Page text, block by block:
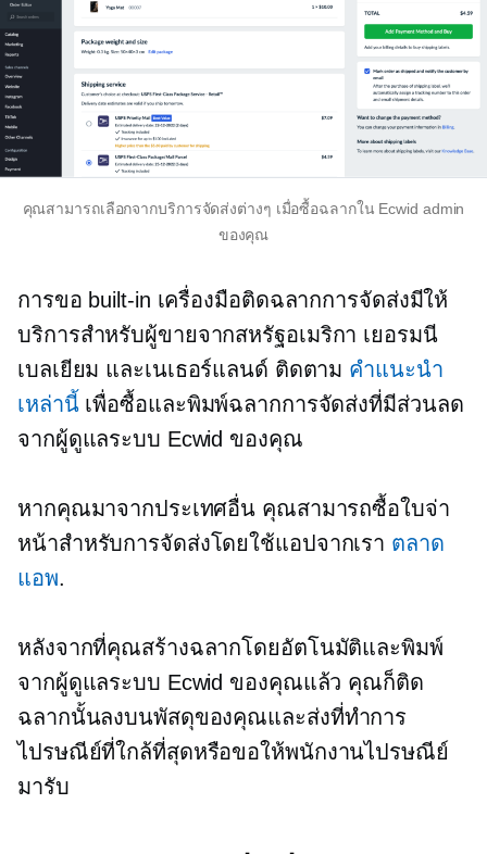
คุณสามารถเลือกจากบริการจัดส่งต่างๆ เมื่อซื้อฉลากใน Ecwid admin
ของคุณ
การขอ built-in เครื่องมือติดฉลากการจัดส่งมีให้
บริการสำหรับผู้ขายจากสหรัฐอเมริกา เยอรมนี
เบลเยียม และเนเธอร์แลนด์ ติดตาม คำแนะนำ
เหล่านี้เพื่อซื้อและพิมพ์ฉลากการจัดส่งที่มีส่วนลด
จากผู้ดูแลระบบ Ecwid ของคุณ
หากคุณมาจากประเทศอื่น คุณสามารถซื้อใบจ่า
หน้าสำหรับการจัดส่งโดยใช้แอปจากเรา ตลาด
แอพ.
หลังจากที่คุณสร้างฉลากโดยอัตโนมัติและพิมพ์
จากผู้ดูแลระบบ Ecwid ของคุณแล้ว คุณก็ติด
ฉลากนั้นลงบนพัสดุของคุณและส่งที่ทำการ
ไปรษณีย์ที่ใกล้ที่สุดหรือขอให้พนักงานไปรษณีย์
มารับ